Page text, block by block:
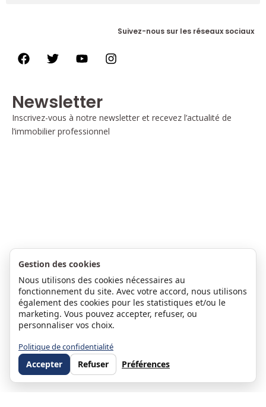
Suivez-nous sur les réseaux sociaux
Newsletter
Inscrivez-vous à notre newsletter et recevez l’actualité de
l’immobilier professionnel
Gestion des cookies
Nous utilisons des cookies nécessaires au
fonctionnement du site. Avec votre accord, nous utilisons
également des cookies pour les statistiques et/ou le
marketing. Vous pouvez accepter, refuser, ou
personnaliser vos choix.
Politique de confidentialité
Accepter Refuser Préférences